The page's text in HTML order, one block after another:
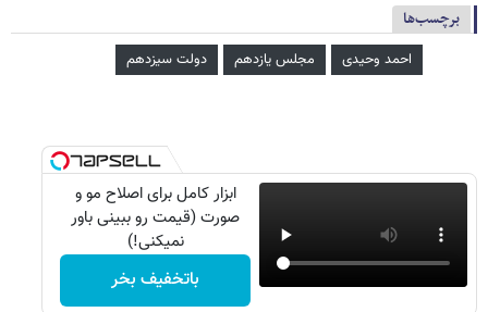
برچسب‌ها
احمد وحیدی مجلس یازدهم دولت سیزدهم
ابزار کامل برای اصلاح مو و
صورت (قیمت رو ببینی باور
نمیکنی!)
باتخفیف بخر